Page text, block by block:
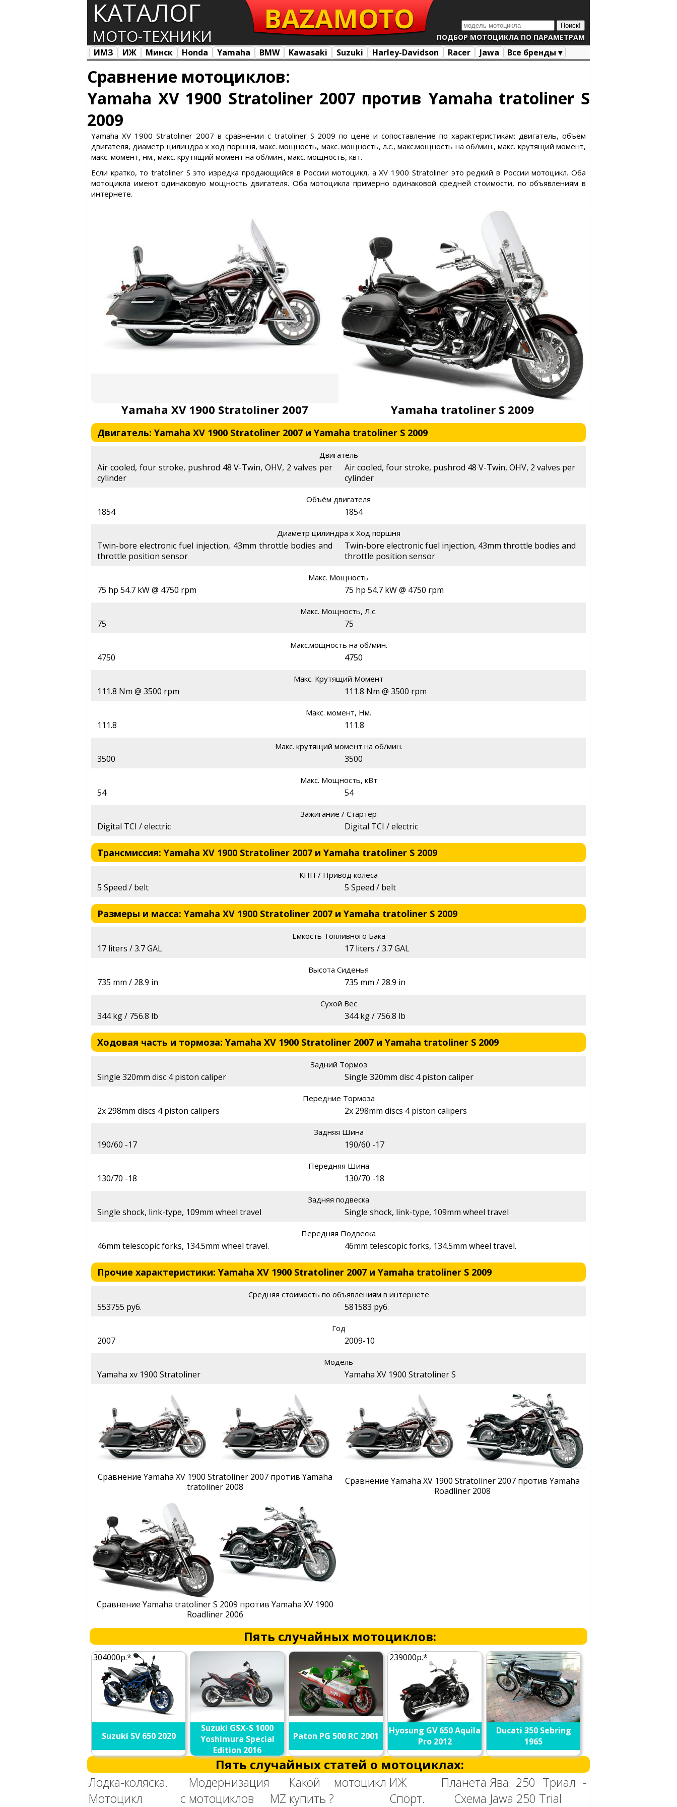
КАТАЛОГ
МОТО-ТЕХНИКИ ПОДБОР МОТОЦИКЛА ПО ПАРАМЕТРАМ
BAZAMOTO
ИМЗ ИЖ Минск Honda Yamaha BMW Kawasaki Suzuki Harley-Davidson Racer Jawa
Все бренды ▾
Сравнение мотоциклов:
Yamaha XV 1900 Stratoliner 2007 против Yamaha tratoliner S
2009
Yamaha XV 1900 Stratoliner 2007 в сравнении с tratoliner S 2009 по цене и сопоставление по характеристикам: двигатель, объём
двигателя, диаметр цилиндра х ход поршня, макс. мощность, макс. мощность, л.с., макс.мощность на об/мин., макс. крутящий момент,
макс. момент, нм., макс. крутящий момент на об/мин., макс. мощность, квт.
Если кратко, то tratoliner S это изредка продающийся в России мотоцикл, а XV 1900 Stratoliner это редкий в России мотоцикл. Оба
мотоцикла имеют одинаковую мощность двигателя. Оба мотоцикла примерно одинаковой средней стоимости, по объявлениям в
интернете.
Yamaha XV 1900 Stratoliner 2007 Yamaha tratoliner S 2009
Двигатель: Yamaha XV 1900 Stratoliner 2007 и Yamaha tratoliner S 2009
Двигатель
Air cooled, four stroke, pushrod 48 V-Twin, OHV, 2 valves per
cylinder
Air cooled, four stroke, pushrod 48 V-Twin, OHV, 2 valves per
cylinder
Объём двигателя
1854 1854
Диаметр цилиндра х Ход поршня
Twin-bore electronic fuel injection, 43mm throttle bodies and
throttle position sensor
Twin-bore electronic fuel injection, 43mm throttle bodies and
throttle position sensor
Макс. Мощность
75 hp 54.7 kW @ 4750 rpm 75 hp 54.7 kW @ 4750 rpm
Макс. Мощность, Л.с.
75 75
Макс.мощность на об/мин.
4750 4750
Макс. Крутящий Момент
111.8 Nm @ 3500 rpm 111.8 Nm @ 3500 rpm
Макс. момент, Нм.
111.8 111.8
Макс. крутящий момент на об/мин.
3500 3500
Макс. Мощность, кВт
54 54
Зажигание / Стартер
Digital TCI / electric Digital TCI / electric
Трансмиссия: Yamaha XV 1900 Stratoliner 2007 и Yamaha tratoliner S 2009
КПП / Привод колеса
5 Speed / belt 5 Speed / belt
Размеры и масса: Yamaha XV 1900 Stratoliner 2007 и Yamaha tratoliner S 2009
Емкость Топливного Бака
17 liters / 3.7 GAL 17 liters / 3.7 GAL
Высота Сиденья
735 mm / 28.9 in 735 mm / 28.9 in
Сухой Вес
344 kg / 756.8 lb 344 kg / 756.8 lb
Ходовая часть и тормоза: Yamaha XV 1900 Stratoliner 2007 и Yamaha tratoliner S 2009
Задний Тормоз
Single 320mm disc 4 piston caliper Single 320mm disc 4 piston caliper
Передние Тормоза
2x 298mm discs 4 piston calipers 2x 298mm discs 4 piston calipers
Задняя Шина
190/60 -17 190/60 -17
Передняя Шина
130/70 -18 130/70 -18
Задняя подвеска
Single shock, link-type, 109mm wheel travel Single shock, link-type, 109mm wheel travel
Передняя Подвеска
46mm telescopic forks, 134.5mm wheel travel. 46mm telescopic forks, 134.5mm wheel travel.
Прочие характеристики: Yamaha XV 1900 Stratoliner 2007 и Yamaha tratoliner S 2009
Средняя стоимость по объявлениям в интернете
553755 руб. 581583 руб.
Год
2007 2009-10
Модель
Yamaha xv 1900 Stratoliner Yamaha XV 1900 Stratoliner S
Сравнение Yamaha XV 1900 Stratoliner 2007 против Yamaha
tratoliner 2008
Сравнение Yamaha XV 1900 Stratoliner 2007 против Yamaha
Roadliner 2008
Сравнение Yamaha tratoliner S 2009 против Yamaha XV 1900
Roadliner 2006
Пять случайных мотоциклов:
304000р.*
Suzuki SV 650 2020
Suzuki GSX-S 1000
Yoshimura Special
Edition 2016
Paton PG 500 RC 2001
239000р.*
Hyosung GV 650 Aquila
Pro 2012
Ducati 350 Sebring
1965
Пять случайных статей о мотоциклах:
Лодка-коляска.
Мотоцикл с
Модернизация
мотоциклов MZ
Какой мотоцикл
купить ?
ИЖ Планета
Спорт. Схема
Ява 250 Триал -
Jawa 250 Trial